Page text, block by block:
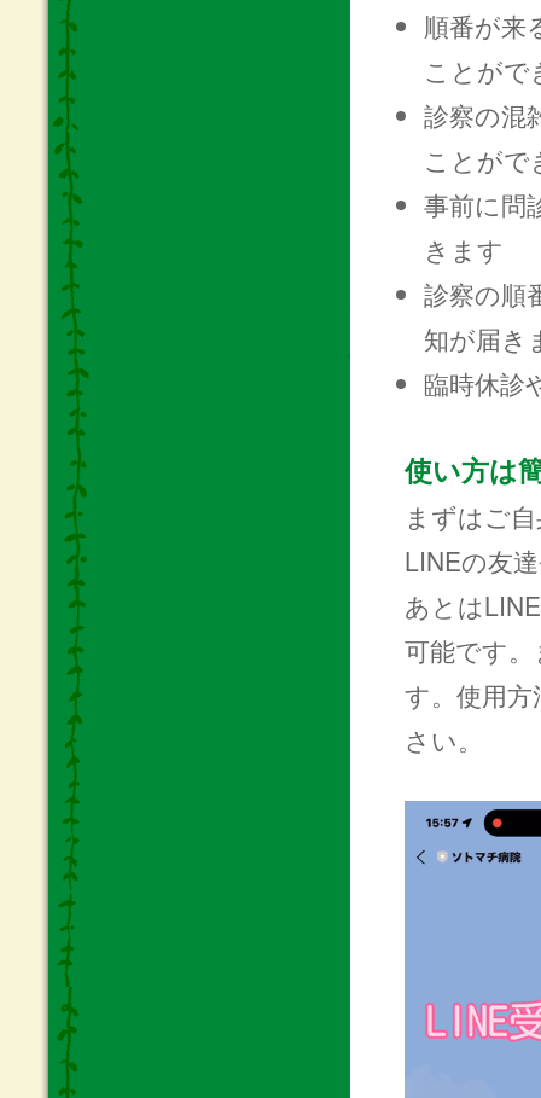
順番が来
ことがで
診察の混
ことがで
事前に問
きます
診察の順
知が届き
臨時休診
使い方は
まずはご
LINEの友
あとは
可能です
す。使用
さい。